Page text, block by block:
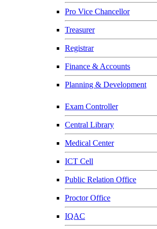
Pro Vice Chancellor
Treasurer
Registrar
Finance & Accounts
Planning & Development
Exam Controller
Central Library
Medical Center
ICT Cell
Public Relation Office
Proctor Office
IQAC